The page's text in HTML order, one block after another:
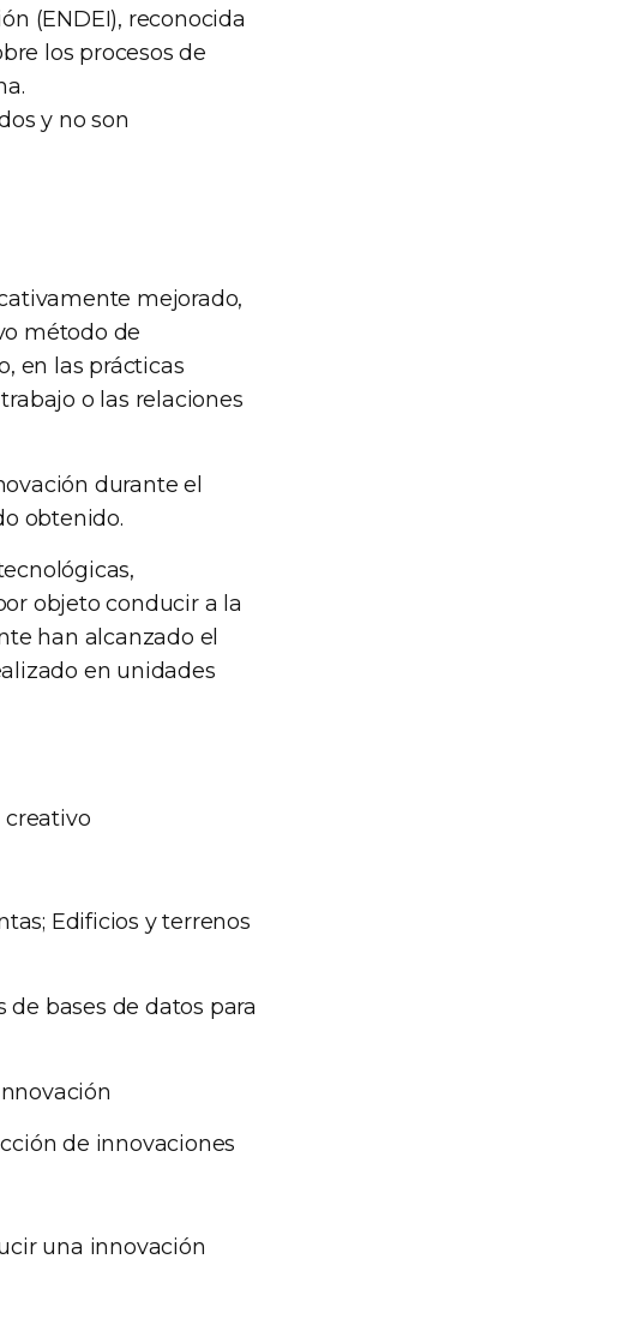
(ENDEI), reconocida
los procesos de
y no son
mejorado,
método de
en las prácticas
o las relaciones
durante el
obtenido.
objeto conducir a la
han alcanzado el
en unidades
creativo
Edificios y terrenos
bases de datos para
de innovaciones
una innovación